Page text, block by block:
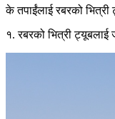
के तपाईंलाई रबरको
१. रबरको भित्री ट्यूबलाई